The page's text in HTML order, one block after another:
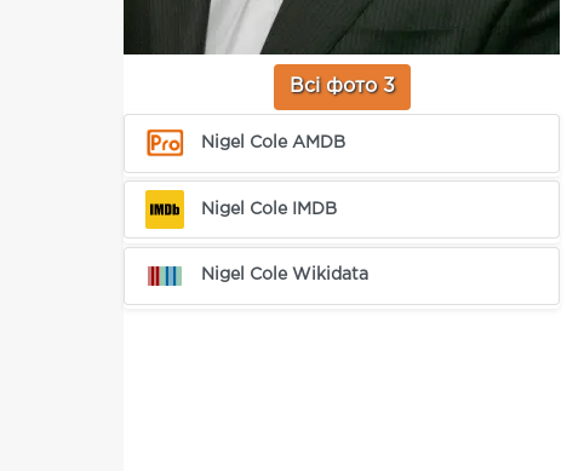
Всі фото 3
Nigel Cole AMDB
Nigel Cole IMDB
Nigel Cole Wikidata